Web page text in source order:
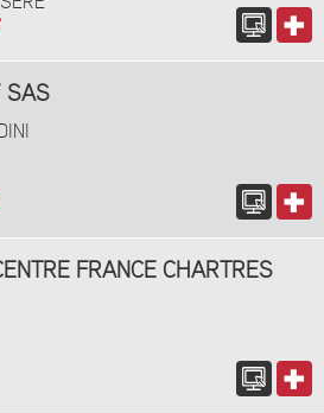
SAS
FRANCE CHARTRES